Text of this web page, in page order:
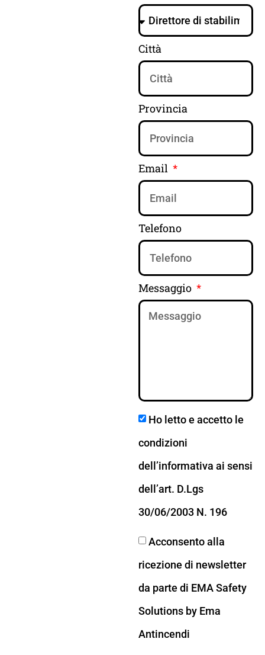
Città
Provincia
Email
Telefono
Messaggio
Ho letto e accetto le
condizioni
dell’informativa ai sensi
dell’art. D.Lgs
30/06/2003 N. 196
Acconsento alla
ricezione di newsletter
da parte di EMA Safety
Solutions by Ema
Antincendi